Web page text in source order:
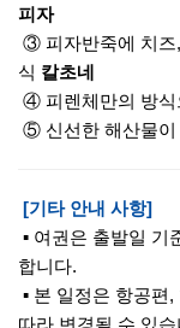
피자
③ 피자반죽에 치즈
식 칼초네
④ 피렌체만의 방식
⑤ 신선한 해산물이
[기타 안내 사항]
▪ 여권은 출발일 기
합니다.
▪ 본 일정은 항공편